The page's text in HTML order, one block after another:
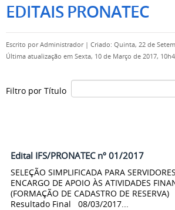
EDITAIS PRONATEC
Escrito porAdministrador | Criado: Quinta, 22 de
Última atualização em Sexta, 10 de Março de 2017,
Filtro por Título
Edital IFS/PRONATEC nº 01/2017
SELEÇÃO SIMPLIFICADA PARA
ENCARGO DE APOIO ÀS ATIVIDADES
(FORMAÇÃO DE CADASTRO DE
Resultado Final 08/03/2017...